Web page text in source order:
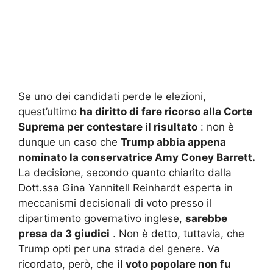
Se uno dei candidati perde le elezioni,
quest’ultimo ha diritto di fare ricorso alla Corte
Suprema per contestare il risultato : non è
dunque un caso che Trump abbia appena
nominato la conservatrice Amy Coney Barrett.
La decisione, secondo quanto chiarito dalla
Dott.ssa Gina Yannitell Reinhardt esperta in
meccanismi decisionali di voto presso il
dipartimento governativo inglese, sarebbe
presa da 3 giudici . Non è detto, tuttavia, che
Trump opti per una strada del genere. Va
ricordato, però, che il voto popolare non fu